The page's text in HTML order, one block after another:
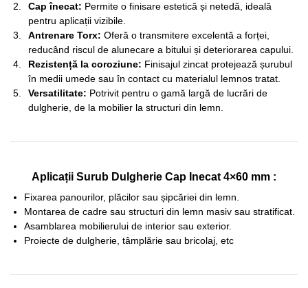
Cap înecat: Permite o finisare estetică și netedă, ideală
pentru aplicații vizibile.
Antrenare Torx: Oferă o transmitere excelentă a forței,
reducând riscul de alunecare a bitului și deteriorarea capului.
Rezistență la coroziune: Finisajul zincat protejează șurubul
în medii umede sau în contact cu materialul lemnos tratat.
Versatilitate: Potrivit pentru o gamă largă de lucrări de
dulgherie, de la mobilier la structuri din lemn.
Aplicații Surub Dulgherie Cap Inecat 4×60 mm :
Fixarea panourilor, plăcilor sau șipcăriei din lemn.
Montarea de cadre sau structuri din lemn masiv sau stratificat.
Asamblarea mobilierului de interior sau exterior.
Proiecte de dulgherie, tâmplărie sau bricolaj, etc